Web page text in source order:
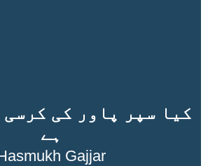
کیا سپر پاور کی
ہے
Gajjar